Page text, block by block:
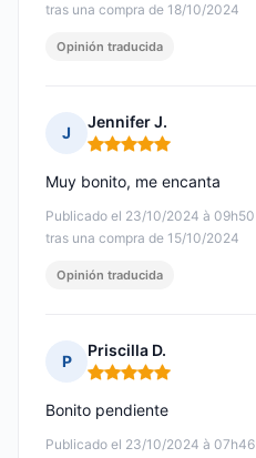
tras una compra de 18/10/2024
Opinión traducida
J
Jennifer J.
Nota: 5 de 5
Publicado el 23/10/2024 à 09h50
tras una compra de 15/10/2024
Muy bonito, me encanta
Opinión traducida
P
Priscilla D.
Nota: 5 de 5
Publicado el 23/10/2024 à 07h46
Bonito pendiente